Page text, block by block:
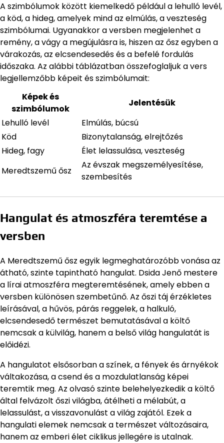
A szimbólumok között kiemelkedő például a lehulló levél,
a köd, a hideg, amelyek mind az elmúlás, a veszteség
szimbólumai. Ugyanakkor a versben megjelenhet a
remény, a vágy a megújulásra is, hiszen az ősz egyben a
várakozás, az elcsendesedés és a befelé fordulás
időszaka. Az alábbi táblázatban összefoglaljuk a vers
legjellemzőbb képeit és szimbólumait:
Képek és
szimbólumok
Jelentésük
Lehulló levél
Elmúlás, búcsú
Köd
Bizonytalanság, elrejtőzés
Hideg, fagy
Élet lelassulása, veszteség
Meredtszemű ősz
Az évszak megszemélyesítése,
szembesítés
Hangulat és atmoszféra teremtése a
versben
A Meredtszemű ősz egyik legmeghatározóbb vonása az
átható, szinte tapintható hangulat. Dsida Jenő mestere
a lírai atmoszféra megteremtésének, amely ebben a
versben különösen szembetűnő. Az őszi táj érzékletes
leírásával, a hűvös, párás reggelek, a halkuló,
elcsendesedő természet bemutatásával a költő
nemcsak a külvilág, hanem a belső világ hangulatát is
előidézi.
A hangulatot elsősorban a színek, a fények és árnyékok
váltakozása, a csend és a mozdulatlanság képei
teremtik meg. Az olvasó szinte belehelyezkedik a költő
által felvázolt őszi világba, átélheti a mélabút, a
lelassulást, a visszavonulást a világ zajától. Ezek a
hangulati elemek nemcsak a természet változásaira,
hanem az emberi élet ciklikus jellegére is utalnak.